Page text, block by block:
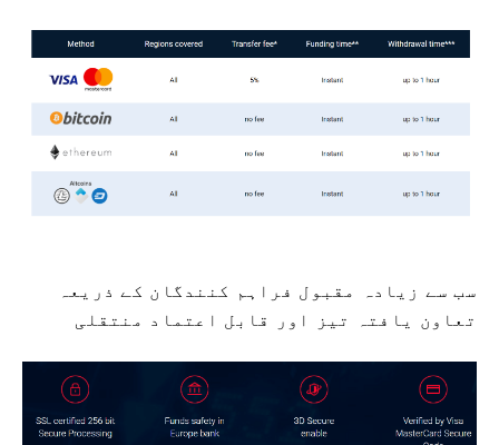
سب سے زیادہ مقبول فراہم کنندگان کے ذریعہ
تعاون یافتہ تیز اور قابل اعتماد منتقلی